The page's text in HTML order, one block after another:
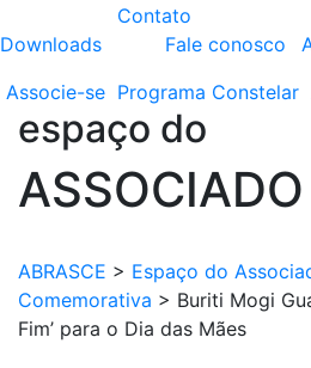
Downloads
Contato
Fale conosco
Associe-se Programa Constelar
espaço do
ASSOCIADO
ABRASCE > Espaço do
Comemorativa > Buriti Mogi
Fim’ para o Dia das Mães